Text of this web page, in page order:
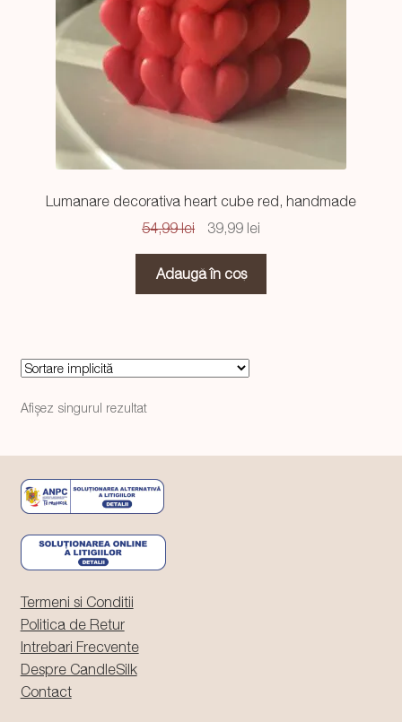
Lumanare decorativa heart cube red, handmade
54,99lei
Prețul
a
fost:
39,99 leiPrețul
39,99 lei.
Adaugă în coș
Afișez singurul rezultat
Termeni si Conditii
Politica de Retur
Intrebari Frecvente
Despre CandleSilk
Contact